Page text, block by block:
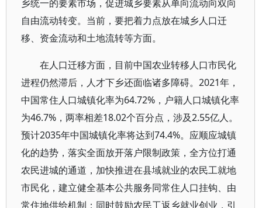
乡统一的要素市场，促进城乡要素从单向流动向双向
自由流动转变。当前，要把着力点放在城乡人口迁
移、资金流动和土地流转等方面。
在人口迁移方面，目前中国农业转移人口市民化
进程仍然滞后，人才下乡还面临诸多障碍。2021年，
中国常住人口城镇化率为64.72%，户籍人口城镇化率
为46.7%，两率相差18.02个百分点，涉及2.55亿人。
预计2035年中国城镇化率将达到74.4%。应顺应城镇
化的趋势，落实全面放开落户限制政策，全方位打通
农民进城的通道，加快推进在县域就业的农民工就地
市民化，建立健全基本公共服务同常住人口挂钩、由
常住地供给机制；同时鼓励农民工返乡就业创业，引